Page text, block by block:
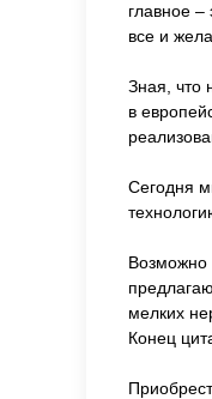
главное
все и
Зная, что
в
Сегодня
Возможно
мелких
Конец